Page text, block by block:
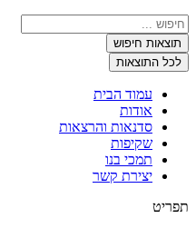
Search
...תוצאות חיפוש
לכל התוצאות
עמוד הבית
אודות
סדנאות והרצאות
שקיפות
תמכי בנו
יצירת קשר
תפריט